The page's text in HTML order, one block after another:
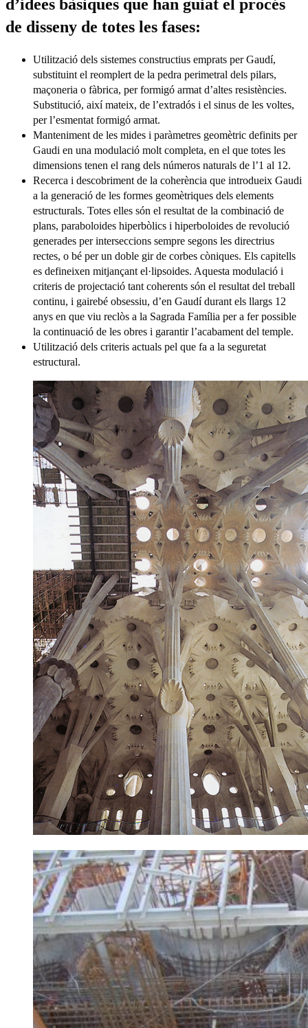
d’idees bàsiques que han guiat el procés
de disseny de totes les fases:
Utilització dels sistemes constructius emprats per Gaudí,
substituint el reomplert de la pedra perimetral dels pilars,
maçoneria o fàbrica, per formigó armat d’altes resistències.
Substitució, així mateix, de l’extradós i el sinus de les voltes,
per l’esmentat formigó armat.
Manteniment de les mides i paràmetres geomètric definits per
Gaudi en una modulació molt completa, en el que totes les
dimensions tenen el rang dels números naturals de l’1 al 12.
Recerca i descobriment de la coherència que introdueix Gaudi
a la generació de les formes geomètriques dels elements
estructurals. Totes elles són el resultat de la combinació de
plans, paraboloides hiperbòlics i hiperboloides de revolució
generades per interseccions sempre segons les directrius
rectes, o bé per un doble gir de corbes còniques. Els capitells
es defineixen mitjançant el·lipsoides. Aquesta modulació i
criteris de projectació tant coherents són el resultat del treball
continu, i gairebé obsessiu, d’en Gaudí durant els llargs 12
anys en que viu reclòs a la Sagrada Família per a fer possible
la continuació de les obres i garantir l’acabament del temple.
Utilització dels criteris actuals pel que fa a la seguretat
estructural.